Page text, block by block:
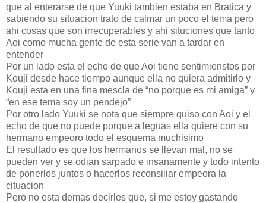
que al enterarse de que Yuuki tambien estaba en Bratica y
sabiendo su situacion trato de calmar un poco el tema pero
ahi cosas que son irrecuperables y ahi situciones que tanto
Aoi como mucha gente de esta serie van a tardar en
entender
Por un lado esta el echo de que Aoi tiene sentimienstos por
Kouji desde hace tiempo aunque ella no quiera admitirlo y
Kouji esta en una fina mescla de “no porque es mi amiga” y
“en ese tema soy un pendejo”
Por otro lado Yuuki se nota que siempre quiso con Aoi y el
echo de que no puede porque a leguas ella quiere con su
hermano empeoro todo el esquema muchisimo
El resultado es que los hermanos se llevan mal, no se
pueden ver y se odian sarpado e insanamente y todo intento
de ponerlos juntos o hacerlos reconsiliar empeora la
cituacion
Pero no esta demas decirles que, si me estoy gastando